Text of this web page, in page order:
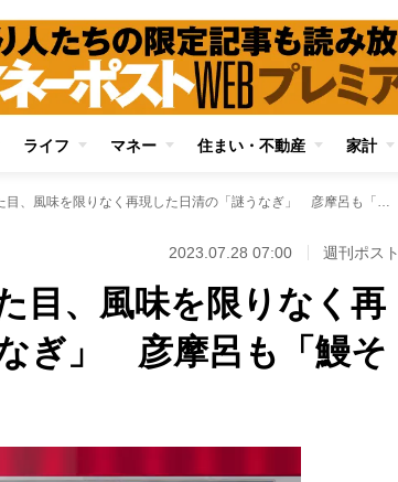
ライフ マネー 住まい・不動産 家計
鰻の蒲焼の食感、見た目、風味を限りなく再現した日清の「謎うなぎ」 彦摩呂も「鰻そのものや～」と絶賛
2023.07.28 07:00 週刊ポスト
目、風味を限りなく再
ぎ」 彦摩呂も「鰻そ